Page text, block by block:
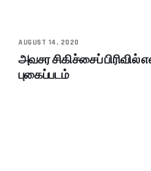
AUGUST 14, 2020
அவசர சிகிச்சைப் பிரிவில்
புகைப்படம்